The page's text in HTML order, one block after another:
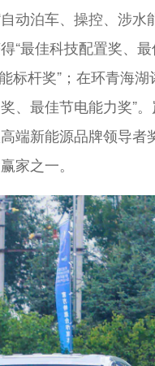
动泊车、操控、涉水
“最佳科技配置奖、
标杆奖”；在环青海
、最佳节电能力奖”
端新能源品牌领导
家之一。